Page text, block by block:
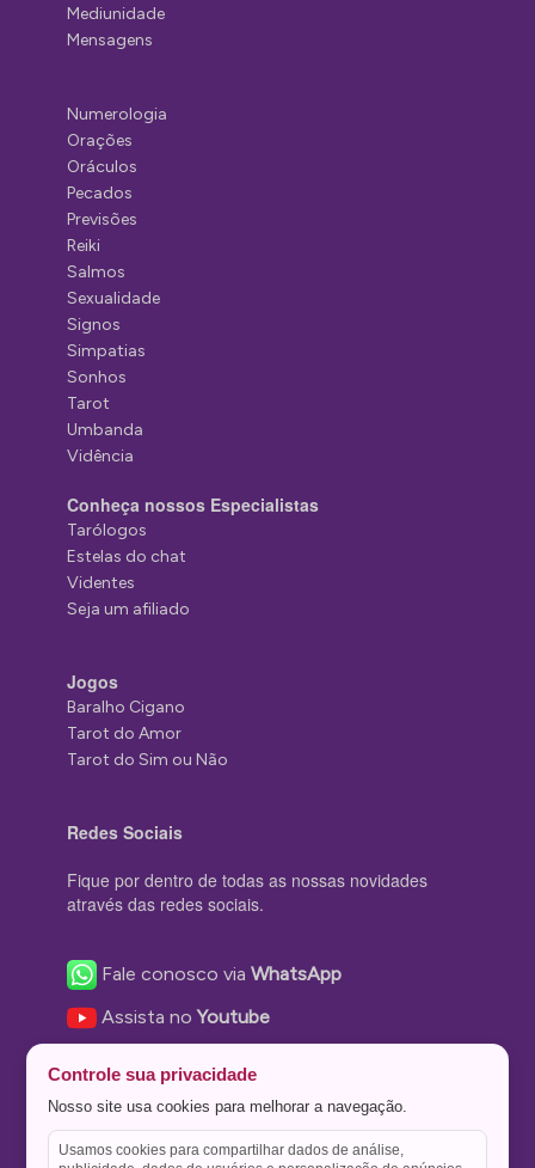
Mediunidade
Mensagens
Numerologia
Orações
Oráculos
Pecados
Previsões
Reiki
Salmos
Sexualidade
Signos
Simpatias
Sonhos
Tarot
Umbanda
Vidência
Conheça nossos Especialistas
Tarólogos
Estelas do chat
Videntes
Seja um afiliado
Jogos
Baralho Cigano
Tarot do Amor
Tarot do Sim ou Não
Redes Sociais
Fique por dentro de todas as nossas novidades
através das redes sociais.
Fale conosco viaWhatsApp
Assista noYoutube
Nos siga no Instagram
Nos siga noTwitter
Controle sua privacidade
Nosso site usa cookies para melhorar a navegação.
Usamos cookies para compartilhar dados de análise,